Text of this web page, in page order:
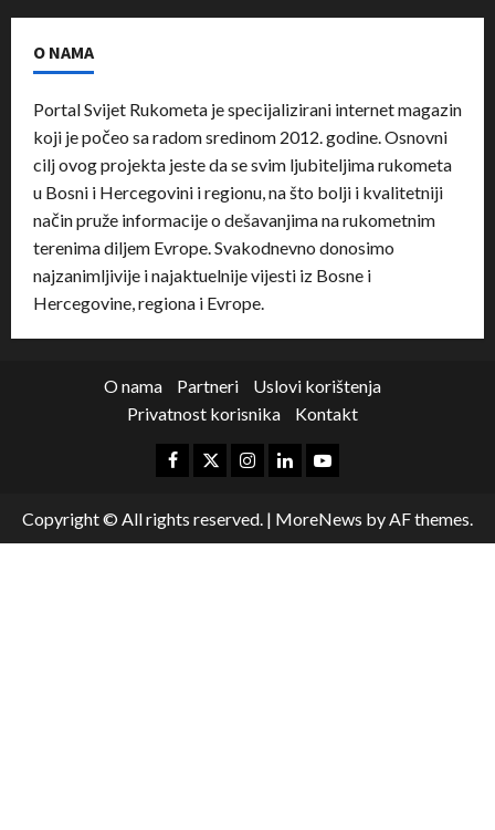
O NAMA
Portal Svijet Rukometa je specijalizirani internet magazin
koji je počeo sa radom sredinom 2012. godine. Osnovni
cilj ovog projekta jeste da se svim ljubiteljima rukometa
u Bosni i Hercegovini i regionu, na što bolji i kvalitetniji
način pruže informacije o dešavanjima na rukometnim
terenima diljem Evrope. Svakodnevno donosimo
najzanimljivije i najaktuelnije vijesti iz Bosne i
Hercegovine, regiona i Evrope.
O nama Partneri
Uslovi korištenja
Privatnost korisnika
Kontakt
Copyright © All rights reserved. | MoreNews by AF themes.